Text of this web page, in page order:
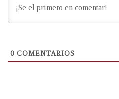
0 COMENTARIOS